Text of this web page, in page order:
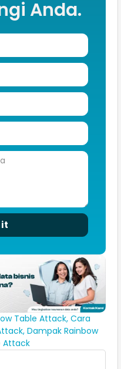
Anda.
Table Attack, Cara
, Dampak Rainbow
Attack